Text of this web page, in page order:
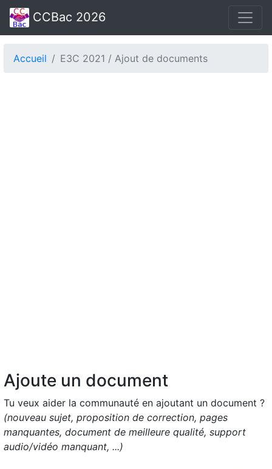
CCBac 2026
Accueil E3C 2021 / Ajout de documents
Ajoute un document
Tu veux aider la communauté en ajoutant un document ?
(nouveau sujet, proposition de correction, pages
manquantes, document de meilleure qualité, support
audio/vidéo manquant, ...)